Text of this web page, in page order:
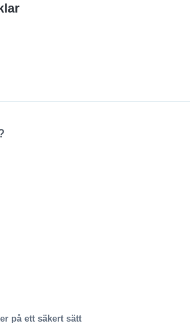
på ett säkert sätt